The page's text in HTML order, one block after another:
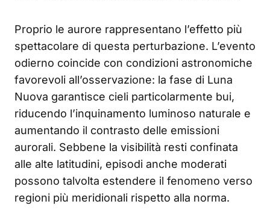
Proprio le aurore rappresentano l’effetto più
spettacolare di questa perturbazione. L’evento
odierno coincide con condizioni astronomiche
favorevoli all’osservazione: la fase di Luna
Nuova garantisce cieli particolarmente bui,
riducendo l’inquinamento luminoso naturale e
aumentando il contrasto delle emissioni
aurorali. Sebbene la visibilità resti confinata
alle alte latitudini, episodi anche moderati
possono talvolta estendere il fenomeno verso
regioni più meridionali rispetto alla norma.